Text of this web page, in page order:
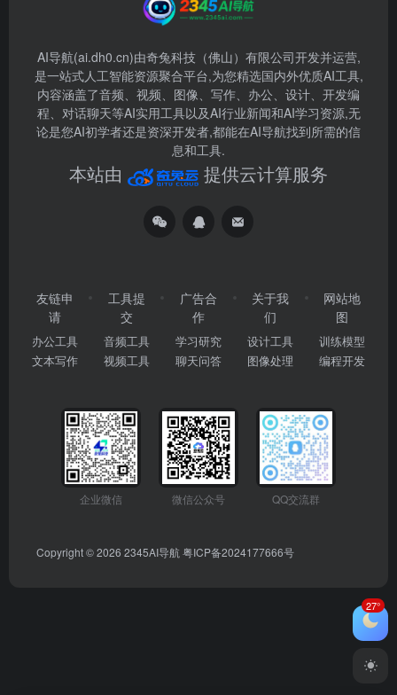
AI导航(ai.dh0.cn)由奇兔科技（佛山）有限公司开发并运营,
是一站式人工智能资源聚合平台,为您精选国内外优质AI工具,
内容涵盖了音频、视频、图像、写作、办公、设计、开发编
程、对话聊天等AI实用工具以及AI行业新闻和AI学习资源,无
论是您AI初学者还是资深开发者,都能在AI导航找到所需的信
息和工具.
本站由 提供云计算服务
友链申
请
办公工具
文本写作
工具提
交
音频工具
视频工具
广告合
作
学习研究
聊天问答
关于我
们
设计工具
图像处理
网站地
图
训练模型
编程开发
企业微信 微信公众号 QQ交流群
Copyright © 2026 2345AI导航 粤ICP备2024177666号
27°